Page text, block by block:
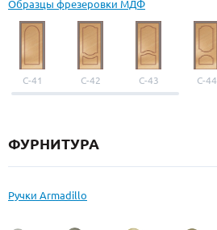
Образцы фрезеровки МДФ
С-41 С-42 С-43 С-44
ФУРНИТУРА
Ручки Armadillo